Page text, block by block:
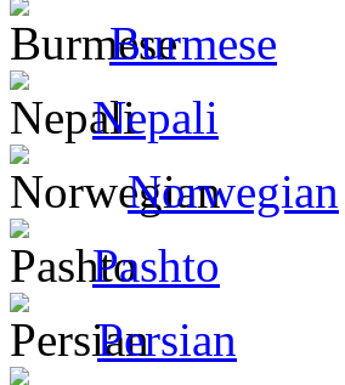
Burmese
Nepali
Norwegian
Pashto
Persian